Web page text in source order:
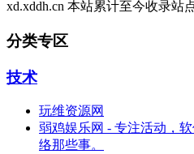
xd.xddh.cn 本站累计至今收录站
分类专区
技术
玩维资源网
弱鸡娱乐网 - 专注活动，
络那些事。